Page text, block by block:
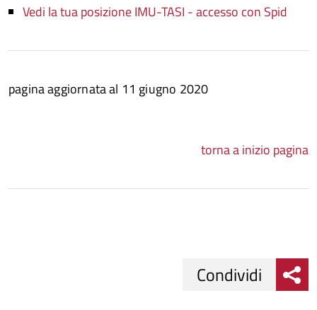
Vedi la tua posizione IMU-TASI - accesso con Spid
pagina aggiornata al 11 giugno 2020
torna a inizio pagina
Condividi